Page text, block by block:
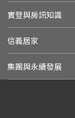
實登與房訊知識
信義居家
集團與永續發展